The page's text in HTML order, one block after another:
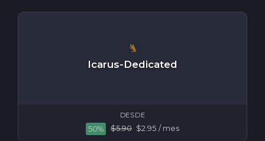
Icarus-Dedicated
DESDE
50% $5.90 $2.95 / mes